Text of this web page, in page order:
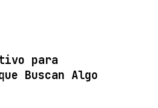
para
Buscan Algo